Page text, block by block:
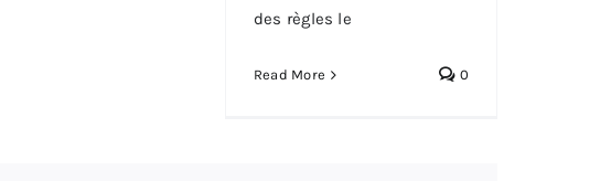
des règles le
Read More 0